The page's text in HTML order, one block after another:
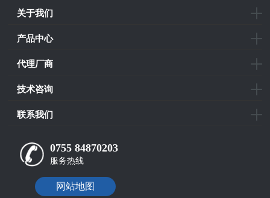
关于我们
产品中心
代理厂商
技术咨询
联系我们
0755 84870203
服务热线
网站地图